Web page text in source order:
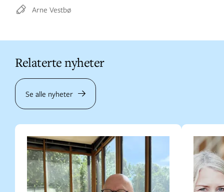
Arne Vestbø
Relaterte nyheter
Se alle nyheter